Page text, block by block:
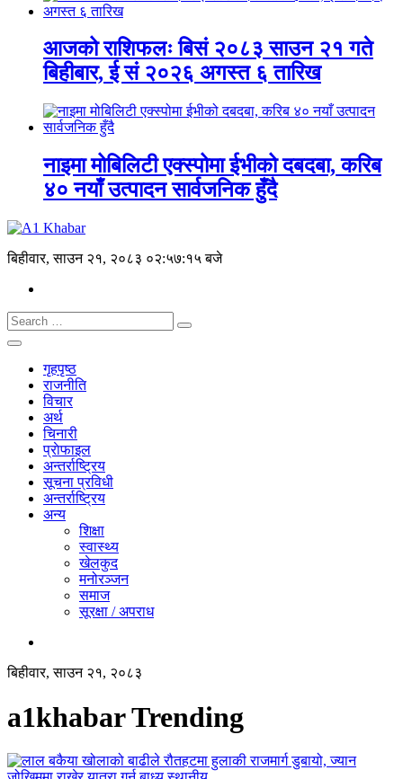
आजको राशिफलः बिसं २०८३ साउन २१ गते
बिहीबार, ई सं २०२६ अगस्त ६ तारिख
नाइमा मोबिलिटी एक्स्पोमा ईभीको दबदबा, करिब
४० नयाँ उत्पादन सार्वजनिक हुँदै
बिहीवार, साउन २१, २०८३ ०२:५७:१५ बजे
गृहपृष्ठ
राजनीति
विचार
अर्थ
चिनारी
प्राेफाइल
अन्तर्राष्ट्रिय
सूचना प्रविधी
अन्तर्राष्ट्रिय
अन्य
शिक्षा
स्वास्थ्य
खेलकुद
मनोरञ्जन
समाज
सूरक्षा / अपराध
बिहीवार, साउन २१, २०८३
a1khabar Trending